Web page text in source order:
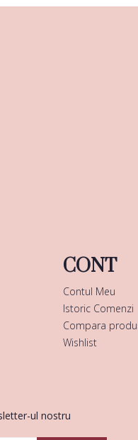
CONT
Contul Meu
Istoric Comenzi
Compara
Wishlist
ul nostru